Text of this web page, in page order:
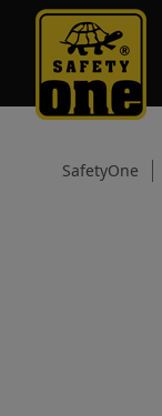
SafetyOne